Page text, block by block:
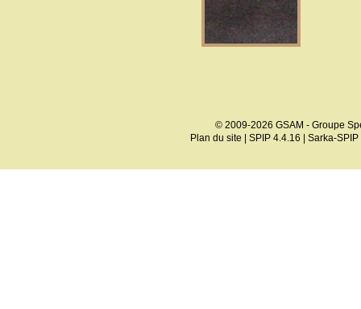
© 2009-2026 GSAM - Groupe
Plan du site | SPIP 4.4.16 | Sarka-SPIP